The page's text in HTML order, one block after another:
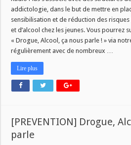
addictologie, dans le but de mettre en
sensibilisation et de réduction des risques
et d’alcool chez les jeunes. Vous pourrez
« Drogue, Alcool, ça nous parle ! » via
régulièrement avec de nombreux …
Lire plus
[PREVENTION] Drogue,
parle